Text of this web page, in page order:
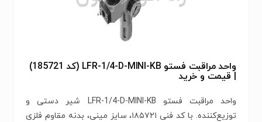
واحد مراقبت فستو LFR-1/4-D-MINI-KB (کد 185721)
| قیمت و خرید
واحد مراقبت فستو LFR-1/4-D-MINI-KB شیر دستی و
توزیع‌کننده. با کد فنی ۱۸۵۷۲۱، سایز مینی، بدنه مقاوم فلزی